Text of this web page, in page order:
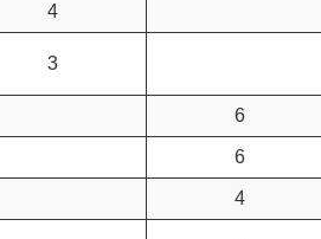
4
3
6
6
4